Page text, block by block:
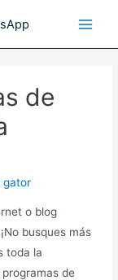
de
gator
o blog
busques más
toda la
de